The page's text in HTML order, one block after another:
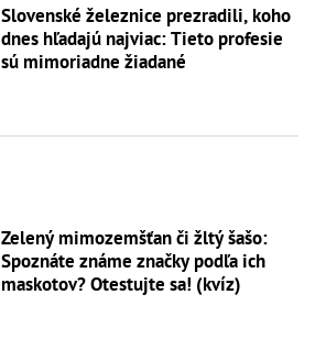
Slovenské železnice prezradili, koho
dnes hľadajú najviac: Tieto profesie
sú mimoriadne žiadané
Zelený mimozemšťan či žltý šašo:
Spoznáte známe značky podľa ich
maskotov? Otestujte sa! (kvíz)